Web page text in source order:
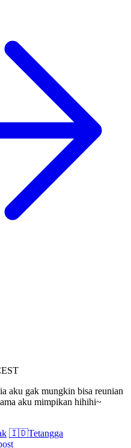
aku gak mungkin bisa reunian
aku mimpikan hihihi~
🇮🇩Tetangga